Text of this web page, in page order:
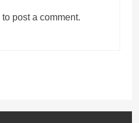
to post a comment.